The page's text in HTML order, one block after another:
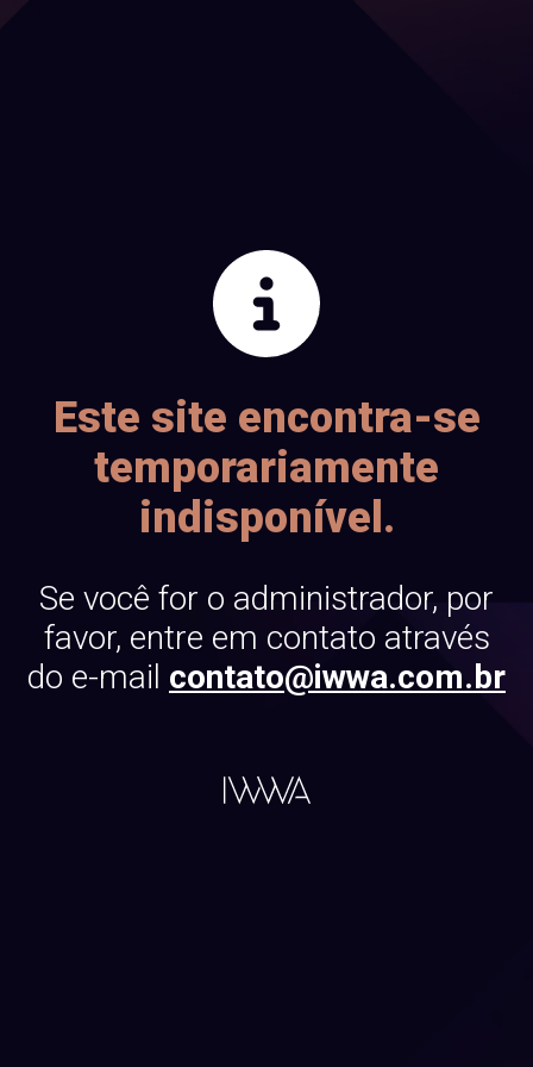
Este site encontra-se
temporariamente
indisponível.
Se você for o administrador, por
favor, entre em contato através
do e-mail contato@iwwa.com.br